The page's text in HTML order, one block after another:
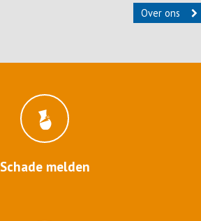
Schade melden